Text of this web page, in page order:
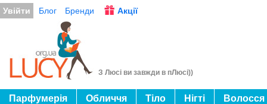
Увійти Блог Бренди Акції
З Люсі ви завжди в пЛюсі))
Парфумерія Обличчя Тіло Нігті Волосся